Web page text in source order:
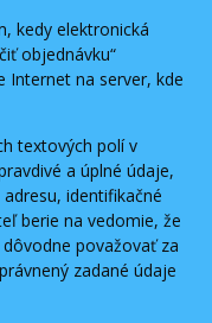
kedy elektronická
objednávku“
na server, kde
textových polí v
a úplné údaje,
identifikačné
berie na vedomie, že
považovať za
zadané údaje